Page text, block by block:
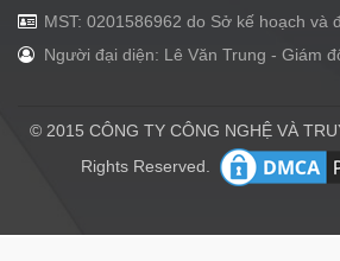
MST: 0201586962 do Sở kế hoạch và
Người đại diện: Lê Văn Trung - Giám
© 2015 CÔNG TY CÔNG NGHỆ VÀ
Rights Reserved.